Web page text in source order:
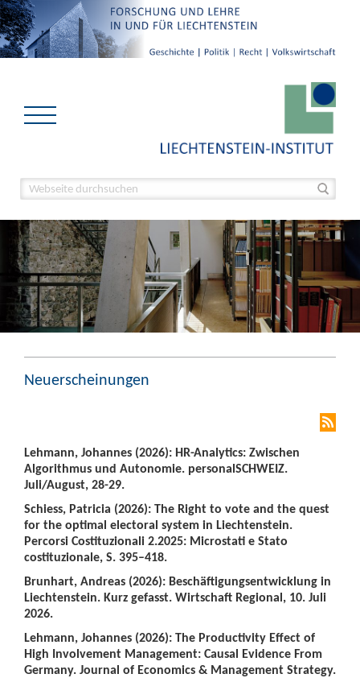
Neuerscheinungen
Lehmann, Johannes (2026): HR-Analytics: Zwischen
Algorithmus und Autonomie. personalSCHWEIZ.
Juli/August, 28-29.
Schiess, Patricia (2026): The Right to vote and the quest
for the optimal electoral system in Liechtenstein.
Percorsi Costituzionali 2.2025: Microstati e Stato
costituzionale, S. 395–418.
Brunhart, Andreas (2026): Beschäftigungsentwicklung in
Liechtenstein. Kurz gefasst. Wirtschaft Regional, 10. Juli
2026.
Lehmann, Johannes (2026): The Productivity Effect of
High Involvement Management: Causal Evidence From
Germany. Journal of Economics & Management Strategy.